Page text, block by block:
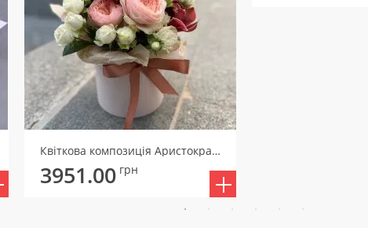
Квіткова композиція Аристократка
3951.00 грн